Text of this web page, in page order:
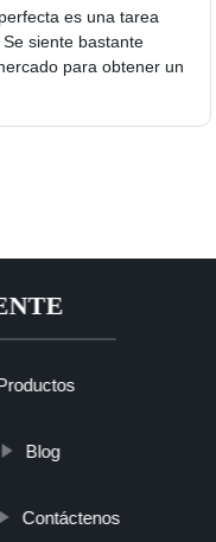
es una tarea
siente bastante
para obtener un
Blog
Contáctenos